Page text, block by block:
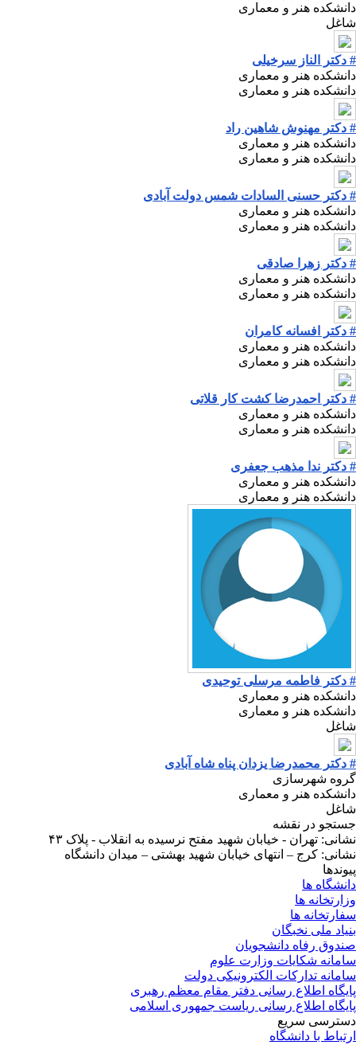
دانشکده هنر و معماری
شاغل
# دکتر الناز سرخیلی
دانشکده هنر و معماری
دانشکده هنر و معماری
# دکتر مهنوش شاهین راد
دانشکده هنر و معماری
دانشکده هنر و معماری
# دکتر حسنی السادات شمس دولت آبادی
دانشکده هنر و معماری
دانشکده هنر و معماری
# دکتر زهرا صادقی
دانشکده هنر و معماری
دانشکده هنر و معماری
# دکتر افسانه کامران
دانشکده هنر و معماری
دانشکده هنر و معماری
# دکتر احمدرضا کشت کار قلاتی
دانشکده هنر و معماری
دانشکده هنر و معماری
# دکتر ندا مذهب جعفری
دانشکده هنر و معماری
دانشکده هنر و معماری
# دکتر فاطمه مرسلی توحیدی
دانشکده هنر و معماری
دانشکده هنر و معماری
شاغل
# دکتر محمدرضا یزدان پناه شاه آبادی
گروه شهرسازی
دانشکده هنر و معماری
شاغل
جستجو در نقشه
نشانی: تهران - خیابان شهید مفتح نرسیده به انقلاب - پلاک ۴۳
نشانی: کرج – انتهای خیابان شهید بهشتی – میدان دانشگاه
پیوندها
دانشگاه ها
وزارتخانه ها
سفارتخانه ها
بنیاد ملی نخبگان
صندوق رفاه دانشجویان
سامانه شکایات وزارت علوم
سامانه تدارکات الکترونیکی دولت
پایگاه اطلاع رسانی دفتر مقام معظم رهبری
پایگاه اطلاع رسانی ریاست جمهوری اسلامی
دسترسی سریع
ارتباط با دانشگاه